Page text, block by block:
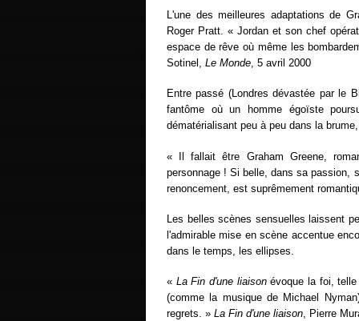
L'une des meilleures adaptations de
Roger Pratt. « Jordan et son chef
espace de rêve où même les
Sotinel, Le Monde , 5 avril 2000
Entre passé (Londres dévastée par le
fantôme où un homme égoïste
dématérialisant peu à peu dans la
« Il fallait être Graham Greene,
personnage ! Si belle, dans sa passion,
renoncement, est suprêmement
Les belles scènes sensuelles laissent
l'admirable mise en scène accentue
dans le temps, les ellipses.
« La Fin d'une liaisonévoque la foi, telle
(comme la musique de Michael
regrets. » La Fin d'une liaison, Pierre